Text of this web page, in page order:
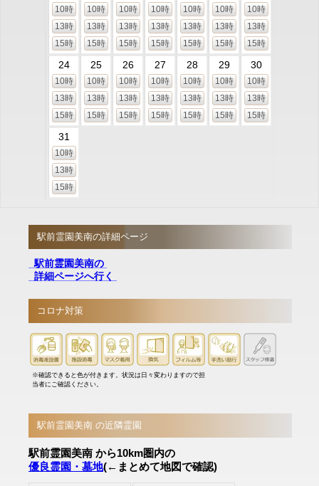
10時
13時
15時
10時
13時
15時
10時
13時
15時
10時
13時
15時
10時
13時
15時
10時
13時
15時
10時
13時
15時
24
10時
13時
15時
25
10時
13時
15時
26
10時
13時
15時
27
10時
13時
15時
28
10時
13時
15時
29
10時
13時
15時
30
10時
13時
15時
31
10時
13時
15時
駅前霊園美南の詳細ページ
駅前霊園美南の
詳細ページへ行く
コロナ対策
※確認できると色が付きます。状況は日々変わりますので担
当者にご確認ください。
駅前霊園美南 の近隣霊園
駅前霊園美南 から10km圏内の
優良霊園・墓地(←まとめて地図で確認)